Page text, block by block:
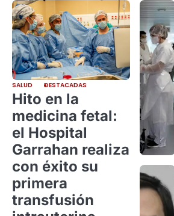
SALUD DESTACADAS
Hito en la
medicina fetal:
el Hospital
Garrahan realiza
con éxito su
primera
transfusión